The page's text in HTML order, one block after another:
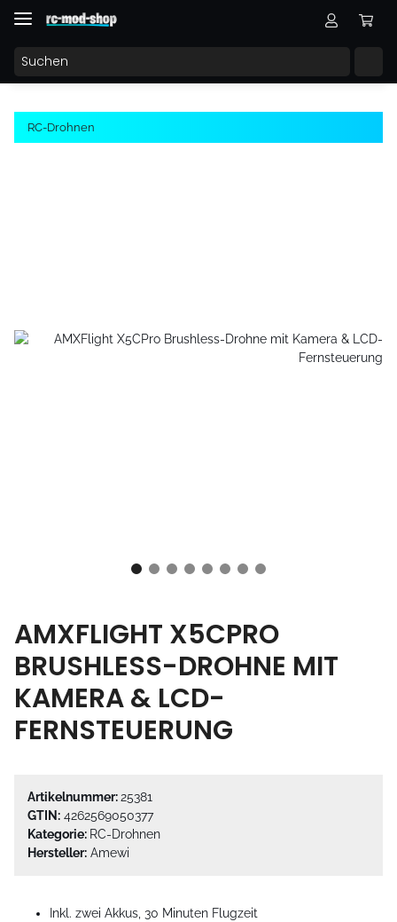
RC-Drohnen
AMXFLIGHT X5CPRO
BRUSHLESS-DROHNE MIT
KAMERA & LCD-
FERNSTEUERUNG
Artikelnummer:25381
GTIN: 4262569050377
Kategorie: RC-Drohnen
Hersteller: Amewi
Inkl. zwei Akkus, 30 Minuten Flugzeit